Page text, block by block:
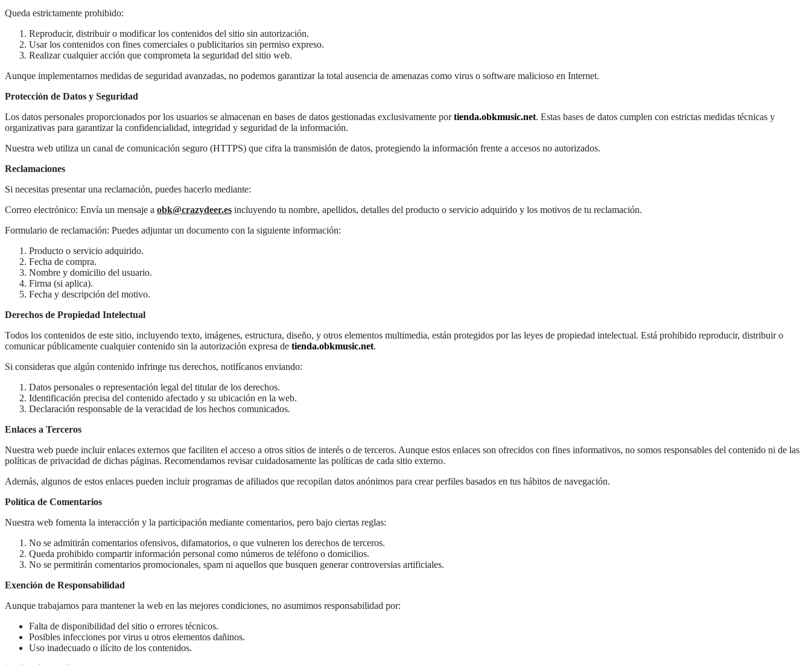
Queda estrictamente prohibido:
Reproducir, distribuir o modificar los contenidos del sitio sin autorización.
Usar los contenidos con fines comerciales o publicitarios sin permiso expreso.
Realizar cualquier acción que comprometa la seguridad del sitio web.
Aunque implementamos medidas de seguridad avanzadas, no podemos garantizar la total ausencia de amenazas como virus o software malicioso en Internet.
Protección de Datos y Seguridad
Los datos personales proporcionados por los usuarios se almacenan en bases de datos gestionadas exclusivamente portienda.obkmusic.net. Estas bases de datos cumplen con estrictas medidas técnicas y
organizativas para garantizar la confidencialidad, integridad y seguridad de la información.
Nuestra web utiliza un canal de comunicación seguro (HTTPS) que cifra la transmisión de datos, protegiendo la información frente a accesos no autorizados.
Reclamaciones
Si necesitas presentar una reclamación, puedes hacerlo mediante:
Correo electrónico: Envía un mensaje a obk@crazydeer.es incluyendo tu nombre, apellidos, detalles del producto o servicio adquirido y los motivos de tu reclamación.
Formulario de reclamación: Puedes adjuntar un documento con la siguiente información:
Producto o servicio adquirido.
Fecha de compra.
Nombre y domicilio del usuario.
Firma (si aplica).
Fecha y descripción del motivo.
Derechos de Propiedad Intelectual
Todos los contenidos de este sitio, incluyendo texto, imágenes, estructura, diseño, y otros elementos multimedia, están protegidos por las leyes de propiedad intelectual. Está prohibido reproducir, distribuir o
comunicar públicamente cualquier contenido sin la autorización expresa de tienda.obkmusic.net.
Si consideras que algún contenido infringe tus derechos, notifícanos enviando:
Datos personales o representación legal del titular de los derechos.
Identificación precisa del contenido afectado y su ubicación en la web.
Declaración responsable de la veracidad de los hechos comunicados.
Enlaces a Terceros
Nuestra web puede incluir enlaces externos que faciliten el acceso a otros sitios de interés o de terceros. Aunque estos enlaces son ofrecidos con fines informativos, no somos responsables del contenido ni de las
políticas de privacidad de dichas páginas. Recomendamos revisar cuidadosamente las políticas de cada sitio externo.
Además, algunos de estos enlaces pueden incluir programas de afiliados que recopilan datos anónimos para crear perfiles basados en tus hábitos de navegación.
Política de Comentarios
Nuestra web fomenta la interacción y la participación mediante comentarios, pero bajo ciertas reglas:
No se admitirán comentarios ofensivos, difamatorios, o que vulneren los derechos de terceros.
Queda prohibido compartir información personal como números de teléfono o domicilios.
No se permitirán comentarios promocionales, spam ni aquellos que busquen generar controversias artificiales.
Exención de Responsabilidad
Aunque trabajamos para mantener la web en las mejores condiciones, no asumimos responsabilidad por:
Falta de disponibilidad del sitio o errores técnicos.
Posibles infecciones por virus u otros elementos dañinos.
Uso inadecuado o ilícito de los contenidos.